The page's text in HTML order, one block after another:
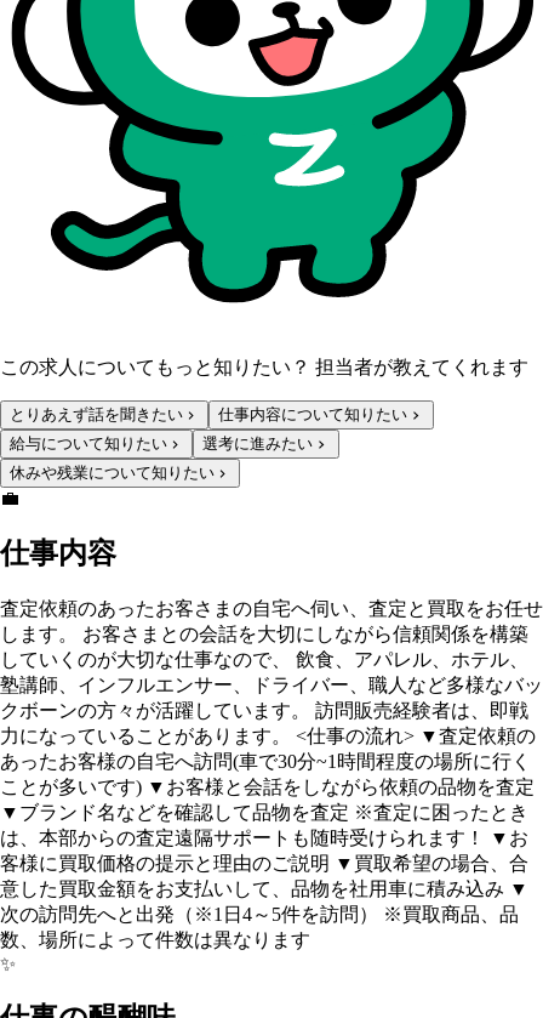
この求人についてもっと知りたい？ 担当者が教えてくれます
とりあえず話を聞きたい
仕事内容について知りたい
給与について知りたい
選考に進みたい
休みや残業について知りたい
💼
仕事内容
査定依頼のあったお客さまの自宅へ伺い、査定と買取をお任せ
します。 お客さまとの会話を大切にしながら信頼関係を構築
していくのが大切な仕事なので、 飲食、アパレル、ホテル、
塾講師、インフルエンサー、ドライバー、職人など多様なバッ
クボーンの方々が活躍しています。 訪問販売経験者は、即戦
力になっていることがあります。 <仕事の流れ> ▼査定依頼の
あったお客様の自宅へ訪問(車で30分~1時間程度の場所に行く
ことが多いです) ▼お客様と会話をしながら依頼の品物を査定
▼ブランド名などを確認して品物を査定 ※査定に困ったとき
は、本部からの査定遠隔サポートも随時受けられます！ ▼お
客様に買取価格の提示と理由のご説明 ▼買取希望の場合、合
意した買取金額をお支払いして、品物を社用車に積み込み ▼
次の訪問先へと出発（※1日4～5件を訪問） ※買取商品、品
数、場所によって件数は異なります
✨